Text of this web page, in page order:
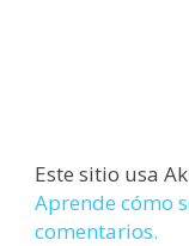
Este sitio usa
Aprende cómo
comentarios.